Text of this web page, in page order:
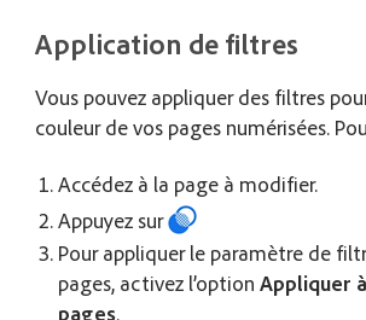
Application de filtres
Vous pouvez appliquer des filtres
couleur de vos pages numérisées.
Accédez à la page à modifier.
Appuyez sur
Pour appliquer le paramètre de
pages, activez l’optionAppliquer
pages.